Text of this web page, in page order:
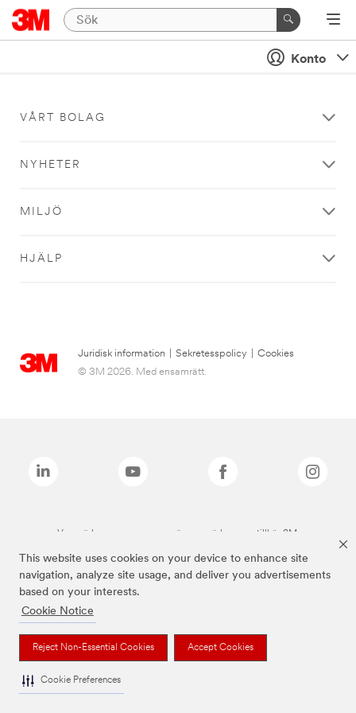
This website uses cookies on your device to enhance site
navigation, analyze site usage, and deliver you advertisements
based on your interests.
Cookie Notice
Reject Non-Essential Cookies Accept Cookies
Cookie Preferences
Konto
VÅRT BOLAG
NYHETER
MILJÖ
HJÄLP
Juridisk information Sekretesspolicy
Cookies
© 3M 2026. Med ensamrätt.
Varumärken som anges ovan är varumärken som tillhör 3M.